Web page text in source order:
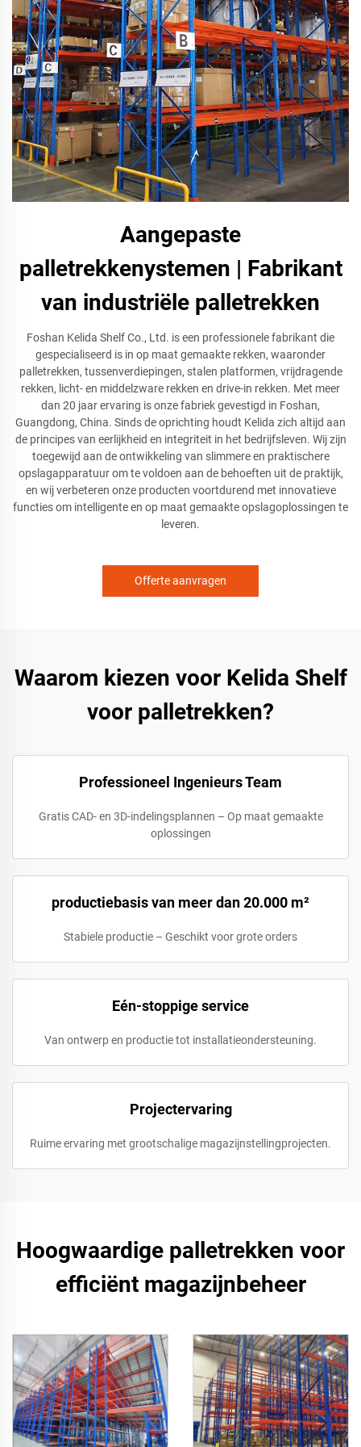
Aangepaste
palletrekkenystemen | Fabrikant
van industriële palletrekken
Foshan Kelida Shelf Co., Ltd. is een professionele fabrikant die
gespecialiseerd is in op maat gemaakte rekken, waaronder
palletrekken, tussenverdiepingen, stalen platformen, vrijdragende
rekken, licht- en middelzware rekken en drive-in rekken. Met meer
dan 20 jaar ervaring is onze fabriek gevestigd in Foshan,
Guangdong, China. Sinds de oprichting houdt Kelida zich altijd aan
de principes van eerlijkheid en integriteit in het bedrijfsleven. Wij zijn
toegewijd aan de ontwikkeling van slimmere en praktischere
opslagapparatuur om te voldoen aan de behoeften uit de praktijk,
en wij verbeteren onze producten voortdurend met innovatieve
functies om intelligente en op maat gemaakte opslagoplossingen te
leveren.
Offerte aanvragen
Waarom kiezen voor Kelida Shelf
voor palletrekken?
Professioneel Ingenieurs Team
Gratis CAD- en 3D-indelingsplannen – Op maat gemaakte
oplossingen
productiebasis van meer dan 20.000 m²
Stabiele productie – Geschikt voor grote orders
Eén-stoppige service
Van ontwerp en productie tot installatieondersteuning.
Projectervaring
Ruime ervaring met grootschalige magazijnstellingprojecten.
Hoogwaardige palletrekken voor
efficiënt magazijnbeheer